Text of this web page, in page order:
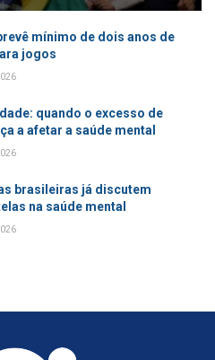
mínimo de dois anos de
jogos
quando o excesso de
a afetar a saúde mental
brasileiras já discutem
na saúde mental